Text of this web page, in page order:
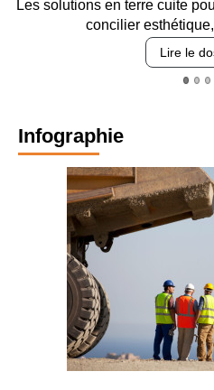
Entre circulation,
revêtements
Lire le
Infographie